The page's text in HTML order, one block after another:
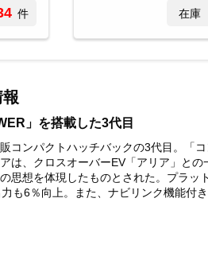
件 在庫
」を搭載した3代目
コンパクトハッチバックの3代目。「
は、クロスオーバーEV「アリア」と
思想を体現したものとされた。プラ
も6％向上。また、ナビリンク機能付